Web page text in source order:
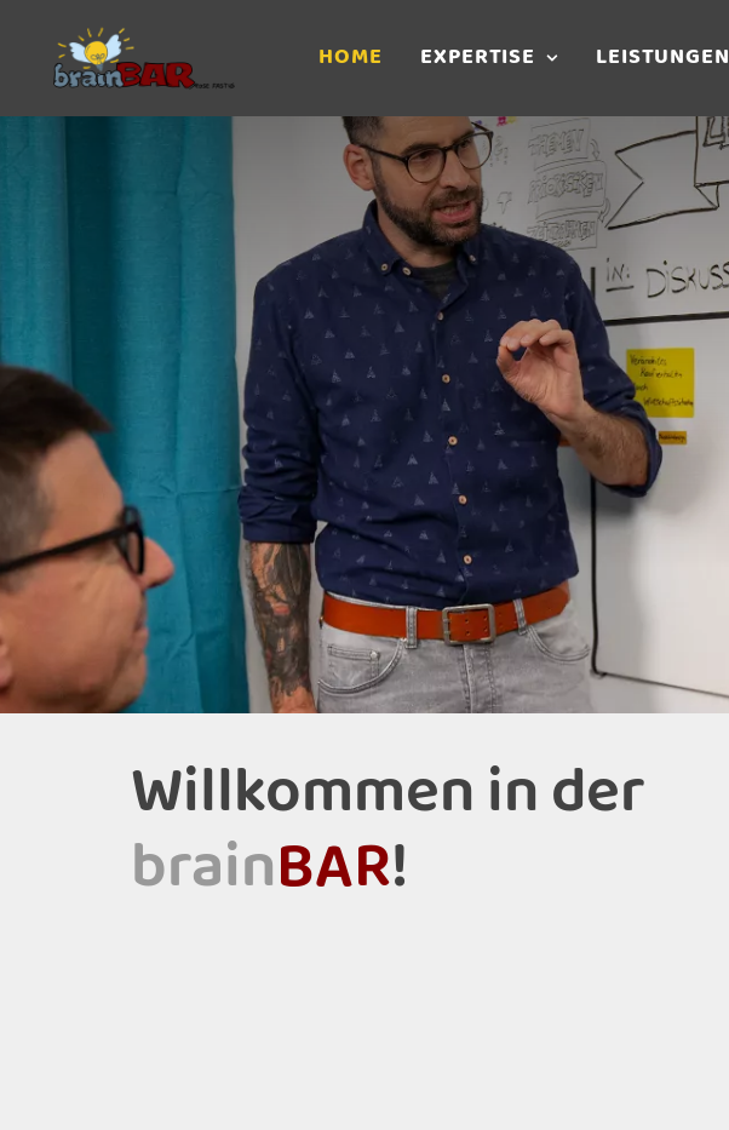
HOME EXPERTISE LEISTUNGEN
Willkommen in der
brainBAR!